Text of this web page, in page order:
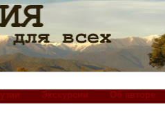
Экскурсии Об авторе